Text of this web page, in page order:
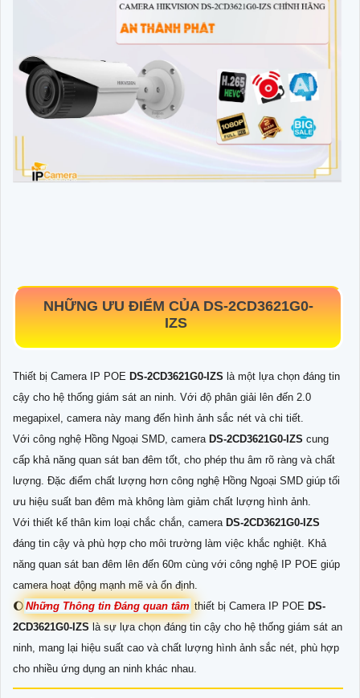
NHỮNG ƯU ĐIỂM CỦA DS-2CD3621G0-
IZS
Thiết bị Camera IP POE DS-2CD3621G0-IZS là một lựa chọn đáng tin
cậy cho hệ thống giám sát an ninh. Với độ phân giải lên đến 2.0
megapixel, camera này mang đến hình ảnh sắc nét và chi tiết.
Với công nghệ Hồng Ngoại SMD, camera DS-2CD3621G0-IZS cung
cấp khả năng quan sát ban đêm tốt, cho phép thu âm rõ ràng và chất
lượng. Đặc điểm chất lượng hơn công nghệ Hồng Ngoại SMD giúp tối
ưu hiệu suất ban đêm mà không làm giảm chất lượng hình ảnh.
Với thiết kế thân kim loại chắc chắn, camera DS-2CD3621G0-IZS
đáng tin cậy và phù hợp cho môi trường làm việc khắc nghiệt. Khả
năng quan sát ban đêm lên đến 60m cùng với công nghệ IP POE giúp
camera hoạt động mạnh mẽ và ổn định.
🌔 Những Thông tin Đáng quan tâm thiết bị Camera IP POE DS-
2CD3621G0-IZSlà sự lựa chọn đáng tin cậy cho hệ thống giám sát an
ninh, mang lại hiệu suất cao và chất lượng hình ảnh sắc nét, phù hợp
cho nhiều ứng dụng an ninh khác nhau.